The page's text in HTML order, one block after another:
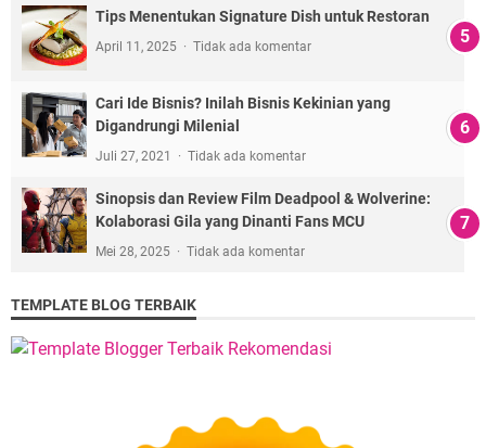
Tips Menentukan Signature Dish untuk Restoran
April 11, 2025 Tidak ada komentar
Cari Ide Bisnis? Inilah Bisnis Kekinian yang
Digandrungi Milenial
Juli 27, 2021 Tidak ada komentar
Sinopsis dan Review Film Deadpool & Wolverine:
Kolaborasi Gila yang Dinanti Fans MCU
Mei 28, 2025 Tidak ada komentar
TEMPLATE BLOG TERBAIK